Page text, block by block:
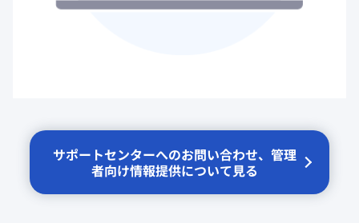
サポートセンターへのお問い合わせ、管理
者向け情報提供について見る